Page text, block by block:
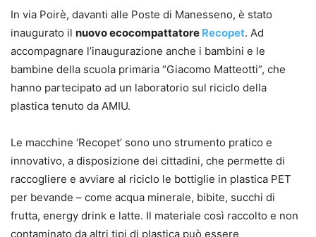
In via Poirè, davanti alle Poste di Manesseno, è stato
inaugurato il nuovo ecocompattatore Recopet. Ad
accompagnare l’inaugurazione anche i bambini e le
bambine della scuola primaria “Giacomo Matteotti”, che
hanno partecipato ad un laboratorio sul riciclo della
plastica tenuto da AMIU.
Le macchine ‘Recopet’ sono uno strumento pratico e
innovativo, a disposizione dei cittadini, che permette di
raccogliere e avviare al riciclo le bottiglie in plastica PET
per bevande – come acqua minerale, bibite, succhi di
frutta, energy drink e latte. Il materiale così raccolto e non
contaminato da altri tipi di plastica può essere